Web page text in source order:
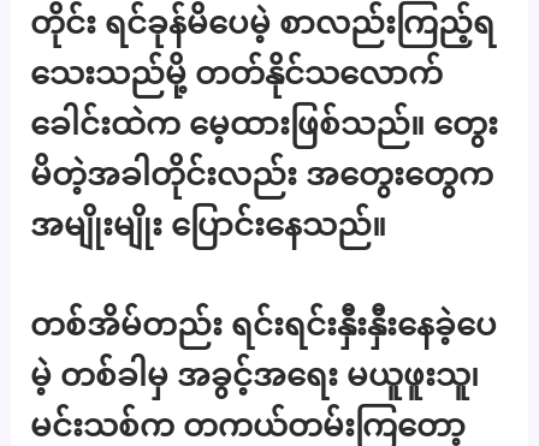
တိုင်း ရင်ခုန်မိပေမဲ့ စာလည်းကြည့်ရ
သေးသည်မို့ တတ်နိုင်သလောက်
ခေါင်းထဲက မေ့ထားဖြစ်သည်။ တွေး
မိတဲ့အခါတိုင်းလည်း အတွေးတွေက
အမျိုးမျိုး ပြောင်းနေသည်။
တစ်အိမ်တည်း ရင်းရင်းနှီးနှီးနေခဲ့ပေ
မဲ့ တစ်ခါမှ အခွင့်အရေး မယူဖူးသူ၊
မင်းသစ်က တကယ်တမ်းကြတော့